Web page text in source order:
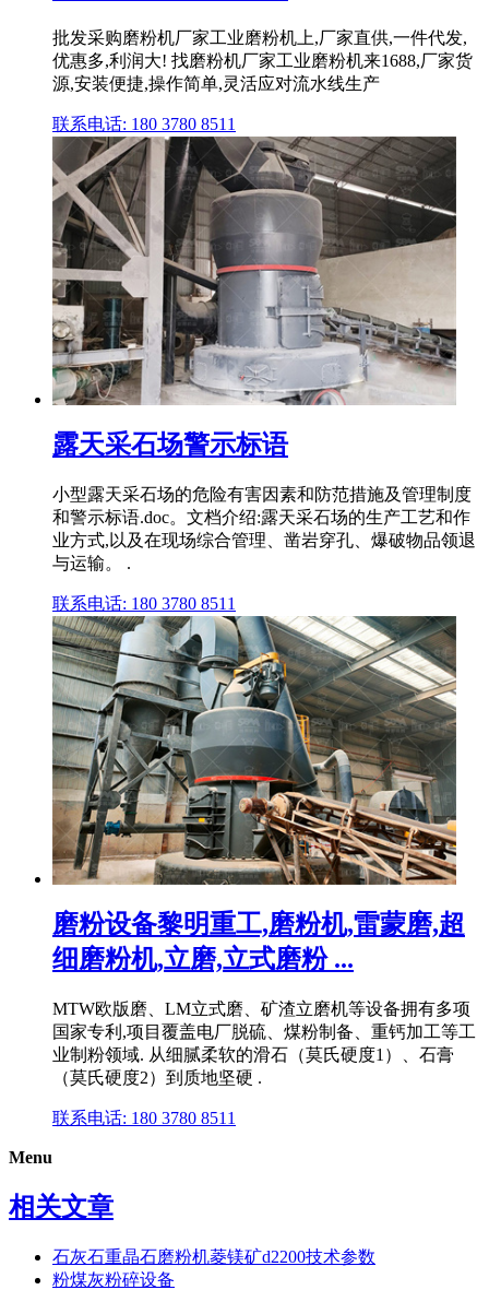
批发采购磨粉机厂家工业磨粉机上,厂家直供,一件代发,
优惠多,利润大! 找磨粉机厂家工业磨粉机来1688,厂家货
源,安装便捷,操作简单,灵活应对流水线生产
联系电话: 180 3780 8511
露天采石场警示标语
小型露天采石场的危险有害因素和防范措施及管理制度
和警示标语.doc。文档介绍:露天采石场的生产工艺和作
业方式,以及在现场综合管理、凿岩穿孔、爆破物品领退
与运输。 .
联系电话: 180 3780 8511
磨粉设备黎明重工,磨粉机,雷蒙磨,超
细磨粉机,立磨,立式磨粉 ...
MTW欧版磨、LM立式磨、矿渣立磨机等设备拥有多项
国家专利,项目覆盖电厂脱硫、煤粉制备、重钙加工等工
业制粉领域. 从细腻柔软的滑石（莫氏硬度1）、石膏
（莫氏硬度2）到质地坚硬 .
联系电话: 180 3780 8511
Menu
相关文章
石灰石重晶石磨粉机菱镁矿d2200技术参数
粉煤灰粉碎设备